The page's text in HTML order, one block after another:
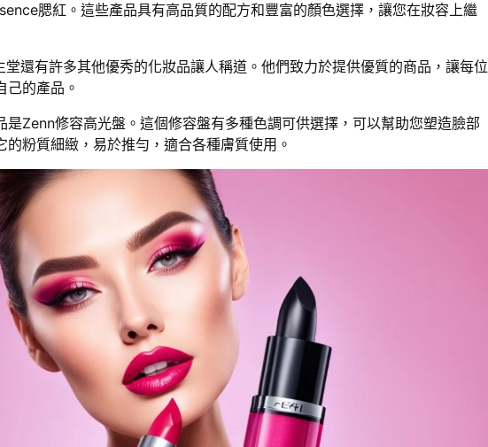
腮紅。這些產品具有高品質的配方和豐富的顏色選擇，讓您在妝容上繼
堂還有許多其他優秀的化妝品讓人稱道。他們致力於提供優質的商品，讓每位
己的產品。
是Zenn修容高光盤。這個修容盤有多種色調可供選擇，可以幫助您塑造臉部
粉質細緻，易於推勻，適合各種膚質使用。